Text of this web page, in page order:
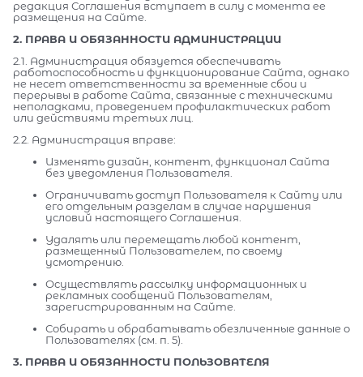
редакция Соглашения вступает в силу с момента ее
размещения на Сайте.
2. ПРАВА И ОБЯЗАННОСТИ АДМИНИСТРАЦИИ
2.1. Администрация обязуется обеспечивать
работоспособность и функционирование Сайта, однако
не несет ответственности за временные сбои и
перерывы в работе Сайта, связанные с техническими
неполадками, проведением профилактических работ
или действиями третьих лиц.
2.2. Администрация вправе:
Изменять дизайн, контент, функционал Сайта
без уведомления Пользователя.
Ограничивать доступ Пользователя к Сайту или
его отдельным разделам в случае нарушения
условий настоящего Соглашения.
Удалять или перемещать любой контент,
размещенный Пользователем, по своему
усмотрению.
Осуществлять рассылку информационных и
рекламных сообщений Пользователям,
зарегистрированным на Сайте.
Собирать и обрабатывать обезличенные данные о
Пользователях (см. п. 5).
3. ПРАВА И ОБЯЗАННОСТИ ПОЛЬЗОВАТЕЛЯ